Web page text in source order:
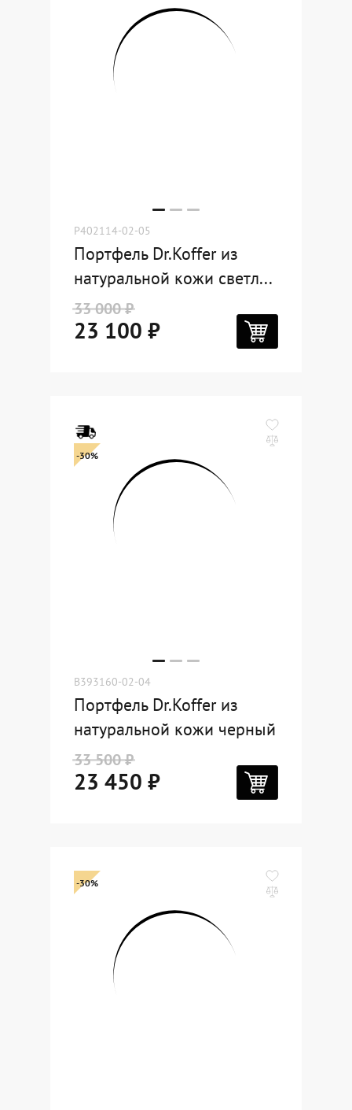
P402114-02-05
Портфель Dr.Koffer из
натуральной кожи светл...
33 000 ₽
23 100 ₽
-30%
B393160-02-04
Портфель Dr.Koffer из
натуральной кожи черный
33 500 ₽
23 450 ₽
-30%